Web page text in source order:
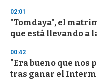
s
e
o
d
s
02:01
"Tomdaya", el
que está llevando a
00:42
"Era bueno que nos
tras ganar el